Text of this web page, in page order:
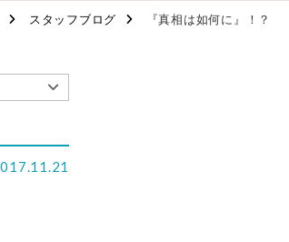
スタッフブログ 『真相は如何に』！？